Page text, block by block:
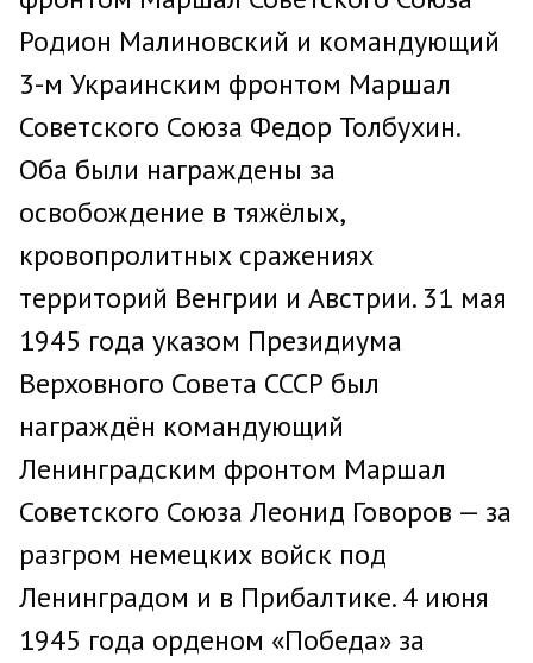
Родион Малиновский и командующий
3-м Украинским фронтом Маршал
Советского Союза Федор Толбухин.
Оба были награждены за
освобождение в тяжёлых,
кровопролитных сражениях
территорий Венгрии и Австрии. 31 мая
1945 года указом Президиума
Верховного Совета СССР был
награждён командующий
Ленинградским фронтом Маршал
Советского Союза Леонид Говоров — за
разгром немецких войск под
Ленинградом и в Прибалтике. 4 июня
1945 года орденом «Победа» за